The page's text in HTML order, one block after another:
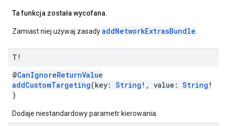
Ta funkcja została wycofana.
Zamiast niej używaj zasadyaddNetworkExtrasBundle
T!
@CanIgnoreReturnValue
addCustomTargeting(key: String !, value: String !
)
Dodaje niestandardowy parametr kierowania.